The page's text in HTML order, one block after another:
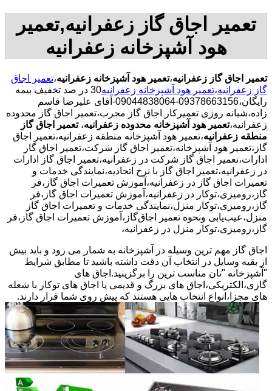
تعمیر اجاق گاز زعفرانیه,تعمیر
هود آشپزخانه زعفرانیه
تعمیر اجاق گاز زعفرانیه،تعمیر هود آشپزخانه زعفرانیه،تعمیر اجاق
گاز زعفرانیه،تعمیر هود آشپزخانه زعفرانیه
30 در صد تخفیف بیمه
رایگان،09378663156-09044838064-آقای علیرضا قاسم
زاده،شبانه روزی تعمیرکار اجاق گاز مجرب،تعمیر اجاق گاز محدوده
زعفرانیه،تعمیر هود آشپزخانه محدوده زعفرانیه، تعمیر اجاق گاز
منطقه زعفرانیه،تعمیر هود آشپزخانه منطقه زعفرانیه،تعمیر اجاق
گاز،تعمیر هود آشپزخانه،تعمیر اجاق گاز شرکت،تعمیر اجاق گاز
ادارات،تعمیر اجاق گاز شرکت در زعفرانیه،تعمیر اجاق گاز ادارات
در زعفرانیه،تعمیر اجاق گاز با نرخ اتحادیه،نمایندگی خدمات و
تعمیرات اجاق گاز در زعفرانیه،آموزش تعمیرات اجاق گاز،فر
گاز،رومیزی،توکار در زعفرانیه،آموزش تعمیرات اجاق گاز،فر
گاز،رومیزی،توکار منزل،نمایندگی خدمات و تعمیرات اجاق گاز
منزل،عیب‌یابی ونحوه تعمیر اجاق‌گاز،آموزش تعمیرات اجاق گاز،فر
گاز،رومیزی،توکار منزل در زعفرانیه،
اجاق گاز مهم ترین وسیله در آشپزخانه به شمار می رود و باید بیش
از بقیه وسایل در انتخاب آن دقت داشته باشید تا مطابق شرایط
"آشپزخانه "تان مناسب ترین را برگزینید.اجاق های
گازی،الکتریکی،اجاق های بزرگ و قدیمی یا اجاق های توکار با شعله
های مجزا،انواع انتخاب هایی هستند که پیش روی شما قرار دارند.